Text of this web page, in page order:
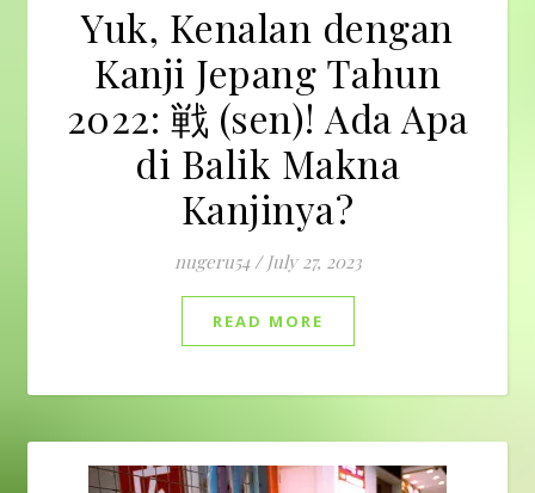
Yuk, Kenalan dengan
Kanji Jepang Tahun
2022: 戦 (sen)! Ada Apa
di Balik Makna
Kanjinya?
nugeru54 / July 27, 2023
READ MORE